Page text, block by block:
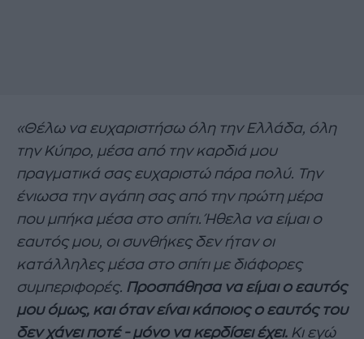
«Θέλω να ευχαριστήσω όλη την Ελλάδα, όλη
την Κύπρο, μέσα από την καρδιά μου
πραγματικά σας ευχαριστώ πάρα πολύ. Την
ένιωσα την αγάπη σας από την πρώτη μέρα
που μπήκα μέσα στο σπίτι. Ήθελα να είμαι ο
εαυτός μου, οι συνθήκες δεν ήταν οι
κατάλληλες μέσα στο σπίτι με διάφορες
συμπεριφορές. Προσπάθησα να είμαι ο εαυτός
μου όμως, και όταν είναι κάποιος ο εαυτός του
δεν χάνει ποτέ - μόνο να κερδίσει έχει. Κι εγώ